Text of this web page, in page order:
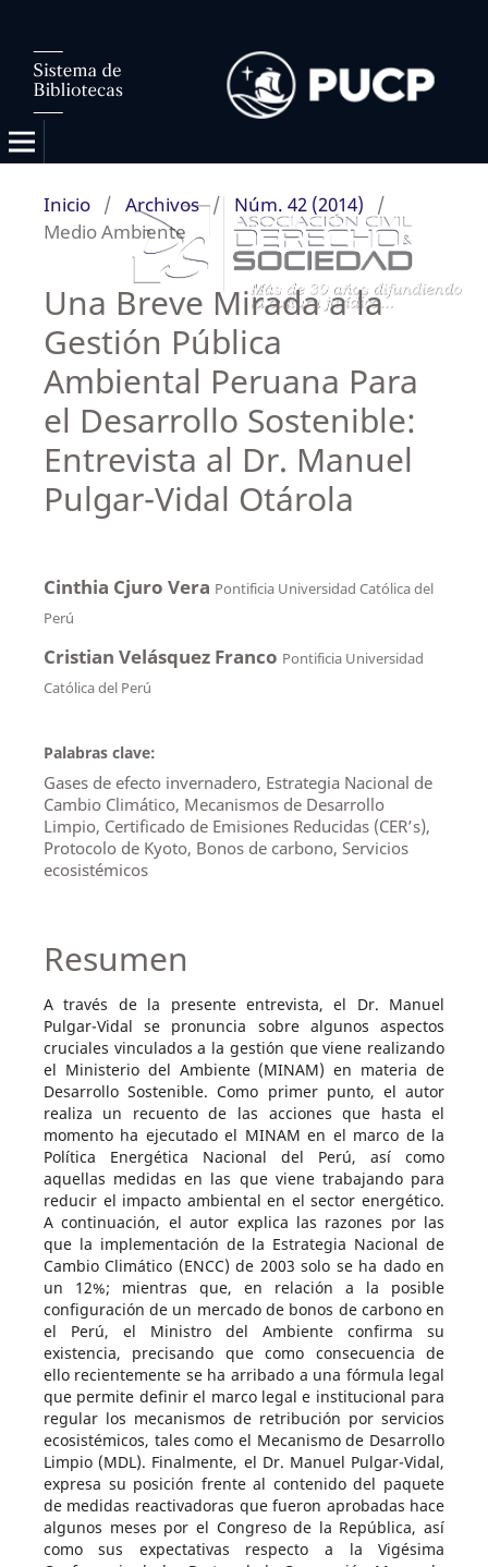
Inicio / Archivos / Núm. 42 (2014)
/
Medio Ambiente
Una Breve Mirada a la
Gestión Pública
Ambiental Peruana Para
el Desarrollo Sostenible:
Entrevista al Dr. Manuel
Pulgar-Vidal Otárola
Cinthia Cjuro Vera Pontificia Universidad Católica del
Perú
Cristian Velásquez Franco Pontificia Universidad
Católica del Perú
Palabras clave:
Gases de efecto invernadero, Estrategia Nacional de
Cambio Climático, Mecanismos de Desarrollo
Limpio, Certificado de Emisiones Reducidas (CER’s),
Protocolo de Kyoto, Bonos de carbono, Servicios
ecosistémicos
Resumen
A través de la presente entrevista, el Dr. Manuel
Pulgar-Vidal se pronuncia sobre algunos aspectos
cruciales vinculados a la gestión que viene realizando
el Ministerio del Ambiente (MINAM) en materia de
Desarrollo Sostenible. Como primer punto, el autor
realiza un recuento de las acciones que hasta el
momento ha ejecutado el MINAM en el marco de la
Política Energética Nacional del Perú, así como
aquellas medidas en las que viene trabajando para
reducir el impacto ambiental en el sector energético.
A continuación, el autor explica las razones por las
que la implementación de la Estrategia Nacional de
Cambio Climático (ENCC) de 2003 solo se ha dado en
un 12%; mientras que, en relación a la posible
configuración de un mercado de bonos de carbono en
el Perú, el Ministro del Ambiente confirma su
existencia, precisando que como consecuencia de
ello recientemente se ha arribado a una fórmula legal
que permite definir el marco legal e institucional para
regular los mecanismos de retribución por servicios
ecosistémicos, tales como el Mecanismo de Desarrollo
Limpio (MDL). Finalmente, el Dr. Manuel Pulgar-Vidal,
expresa su posición frente al contenido del paquete
de medidas reactivadoras que fueron aprobadas hace
algunos meses por el Congreso de la República, así
como sus expectativas respecto a la Vigésima